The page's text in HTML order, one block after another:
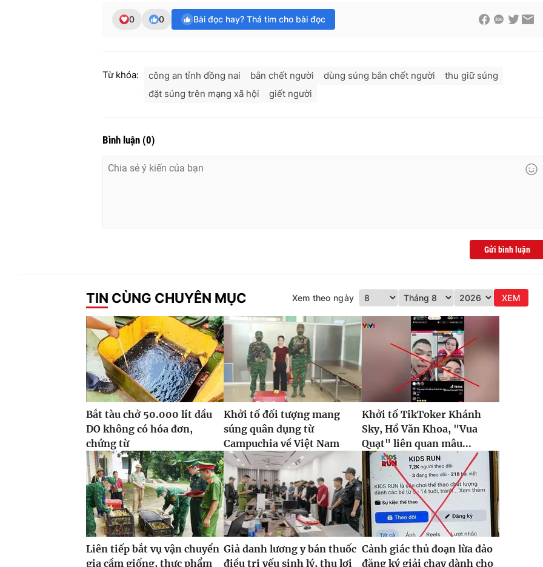
0 0 Bài đọc hay? Thả tim cho bài đọc
Từ khóa: công an tỉnh đồng nai bắn chết người dùng súng bắn chết người
thu giữ súng
đặt súng trên mạng xã hội
giết người
Bình luận (0)
Gửi bình luận
TIN CÙNG CHUYÊN MỤC Xem theo ngày XEM
Bắt tàu chở 50.000 lít dầu
DO không có hóa đơn,
chứng từ
Khởi tố đối tượng mang
súng quân dụng từ
Campuchia về Việt Nam
Khởi tố TikToker Khánh
Sky, Hồ Văn Khoa, "Vua
Quạt" liên quan mâu...
Liên tiếp bắt vụ vận chuyển
gia cầm giống, thực phẩm
Giả danh lương y bán thuốc
điều trị yếu sinh lý, thu lợi
Cảnh giác thủ đoạn lừa đảo
đăng ký giải chạy dành cho